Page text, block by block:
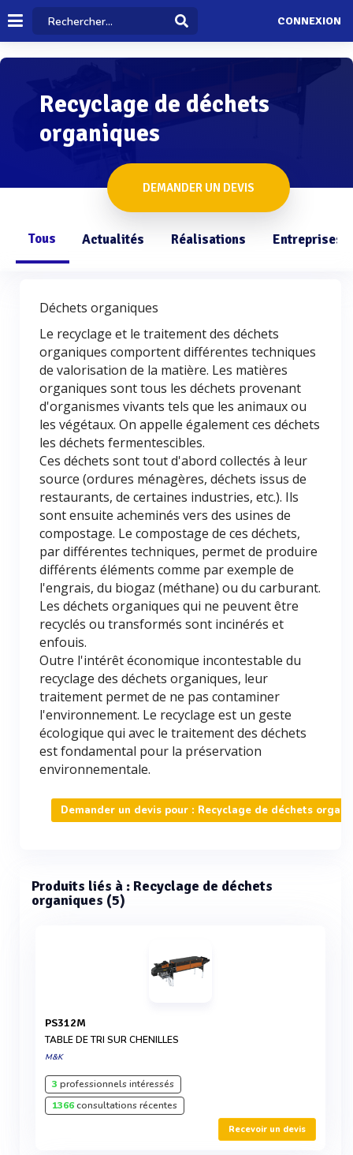
CONNEXION
Recyclage de déchets
organiques
DEMANDER UN DEVIS
Tous Actualités Réalisations Entreprises
Déchets organiques
Le recyclage et le traitement des déchets
organiques comportent différentes techniques
de valorisation de la matière. Les matières
organiques sont tous les déchets provenant
d'organismes vivants tels que les animaux ou
les végétaux. On appelle également ces déchets
les déchets fermentescibles.
Ces déchets sont tout d'abord collectés à leur
source (ordures ménagères, déchets issus de
restaurants, de certaines industries, etc.). Ils
sont ensuite acheminés vers des usines de
compostage. Le compostage de ces déchets,
par différentes techniques, permet de produire
différents éléments comme par exemple de
l'engrais, du biogaz (méthane) ou du carburant.
Les déchets organiques qui ne peuvent être
recyclés ou transformés sont incinérés et
enfouis.
Outre l'intérêt économique incontestable du
recyclage des déchets organiques, leur
traitement permet de ne pas contaminer
l'environnement. Le recyclage est un geste
écologique qui avec le traitement des déchets
est fondamental pour la préservation
environnementale.
Demander un devis pour : Recyclage de déchets
Produits liés à : Recyclage de déchets
organiques (5)
PS312M
TABLE DE TRI SUR CHENILLES
M&K
3 professionnels intéressés
1366consultations récentes
Recevoir un devis